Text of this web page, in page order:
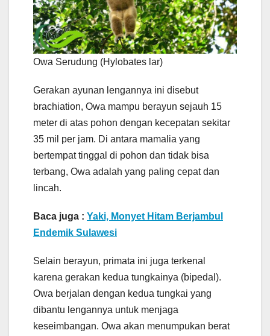
Owa Serudung (Hylobates lar)
Gerakan ayunan lengannya ini disebut
brachiation, Owa mampu berayun sejauh 15
meter di atas pohon dengan kecepatan sekitar
35 mil per jam. Di antara mamalia yang
bertempat tinggal di pohon dan tidak bisa
terbang, Owa adalah yang paling cepat dan
lincah.
Baca juga : Yaki, Monyet Hitam Berjambul
Endemik Sulawesi
Selain berayun, primata ini juga terkenal
karena gerakan kedua tungkainya (bipedal).
Owa berjalan dengan kedua tungkai yang
dibantu lengannya untuk menjaga
keseimbangan. Owa akan menumpukan berat